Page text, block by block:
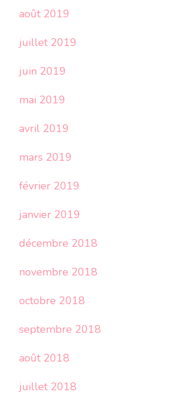
août 2019
juillet 2019
juin 2019
mai 2019
avril 2019
mars 2019
février 2019
janvier 2019
décembre 2018
novembre 2018
octobre 2018
septembre 2018
août 2018
juillet 2018